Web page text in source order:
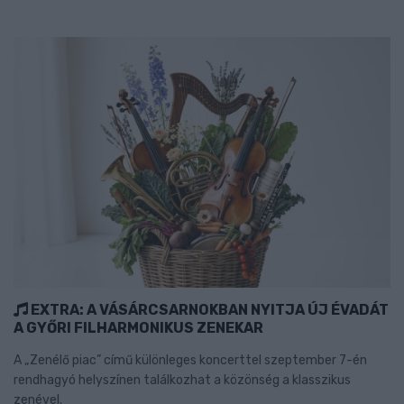
EXTRA: A VÁSÁRCSARNOKBAN NYITJA ÚJ ÉVADÁT
A GYŐRI FILHARMONIKUS ZENEKAR
A „Zenélő piac” című különleges koncerttel szeptember 7-én
rendhagyó helyszínen találkozhat a közönség a klasszikus
zenével.